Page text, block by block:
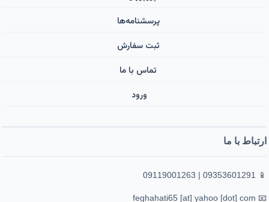
پرسشنامه‌ها
ثبت سفارش
تماس با ما
ورود ‌
ارتباط با ما
📱 09353601291 | 09119001263
📧 feghahati65 [at] yahoo [dot] com